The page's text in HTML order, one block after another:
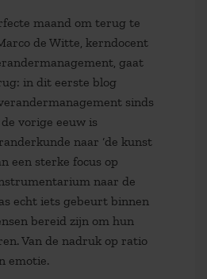
maand om terug te
de Witte, kerndocent
gaat
in dit eerste blog
sinds
vorige eeuw is
naar ‘de kunst
een sterke focus op
naar de
echt iets gebeurt binnen
bereid zijn om hun
Van de nadruk op ratio
emotie.